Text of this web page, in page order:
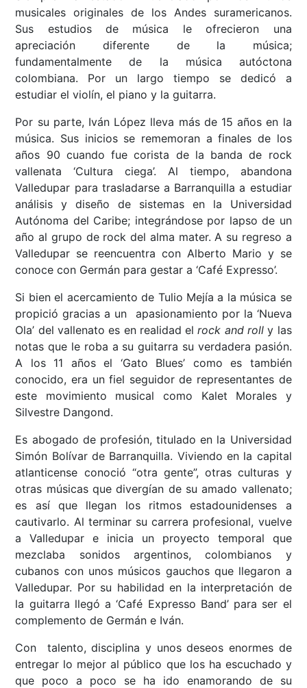
musicales originales de los Andes suramericanos.
Sus estudios de música le ofrecieron una
apreciación diferente de la música;
fundamentalmente de la música autóctona
colombiana. Por un largo tiempo se dedicó a
estudiar el violín, el piano y la guitarra.
Por su parte, Iván López lleva más de 15 años en la
música. Sus inicios se rememoran a finales de los
años 90 cuando fue corista de la banda de rock
vallenata ‘Cultura ciega’. Al tiempo, abandona
Valledupar para trasladarse a Barranquilla a estudiar
análisis y diseño de sistemas en la Universidad
Autónoma del Caribe; integrándose por lapso de un
año al grupo de rock del alma mater. A su regreso a
Valledupar se reencuentra con Alberto Mario y se
conoce con Germán para gestar a ‘Café Expresso’.
Si bien el acercamiento de Tulio Mejía a la música se
propició gracias a un apasionamiento por la ‘Nueva
Ola’ del vallenato es en realidad elrock and rolly las
notas que le roba a su guitarra su verdadera pasión.
A los 11 años el ‘Gato Blues’ como es también
conocido, era un fiel seguidor de representantes de
este movimiento musical como Kalet Morales y
Silvestre Dangond.
Es abogado de profesión, titulado en la Universidad
Simón Bolívar de Barranquilla. Viviendo en la capital
atlanticense conoció “otra gente”, otras culturas y
otras músicas que divergían de su amado vallenato;
es así que llegan los ritmos estadounidenses a
cautivarlo. Al terminar su carrera profesional, vuelve
a Valledupar e inicia un proyecto temporal que
mezclaba sonidos argentinos, colombianos y
cubanos con unos músicos gauchos que llegaron a
Valledupar. Por su habilidad en la interpretación de
la guitarra llegó a ‘Café Expresso Band’ para ser el
complemento de Germán e Iván.
Con talento, disciplina y unos deseos enormes de
entregar lo mejor al público que los ha escuchado y
que poco a poco se ha ido enamorando de su